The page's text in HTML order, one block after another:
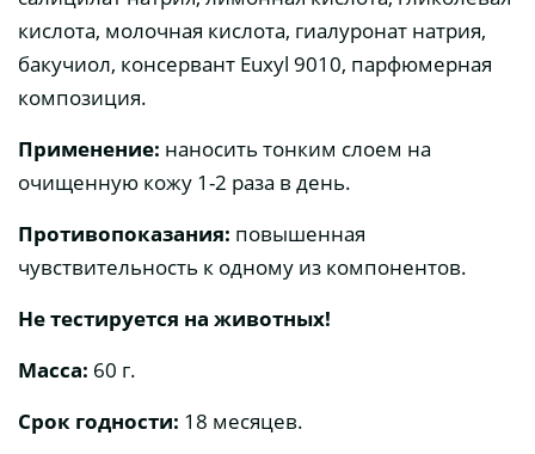
кислота, молочная кислота, гиалуронат натрия,
бакучиол, консервант Еuxyl 9010, парфюмерная
композиция.
Применение: наносить тонким слоем на
очищенную кожу 1-2 раза в день.
Противопоказания: повышенная
чувствительность к одному из компонентов.
Не тестируется на животных!
Масса: 60 г.
Срок годности: 18 месяцев.